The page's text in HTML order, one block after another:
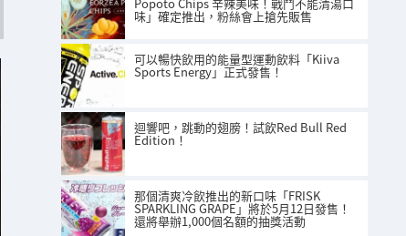
味」確定推出，粉絲會上搶先販售
可以暢快飲用的能量型運動飲料「Kiiva
Sports Energy」正式發售！
迴響吧，跳動的翅膀！試飲Red Bull Red
Edition！
那個清爽冷飲推出的新口味「FRISK
SPARKLING GRAPE」將於5月12日發售！
還將舉辦1,000個名額的抽獎活動